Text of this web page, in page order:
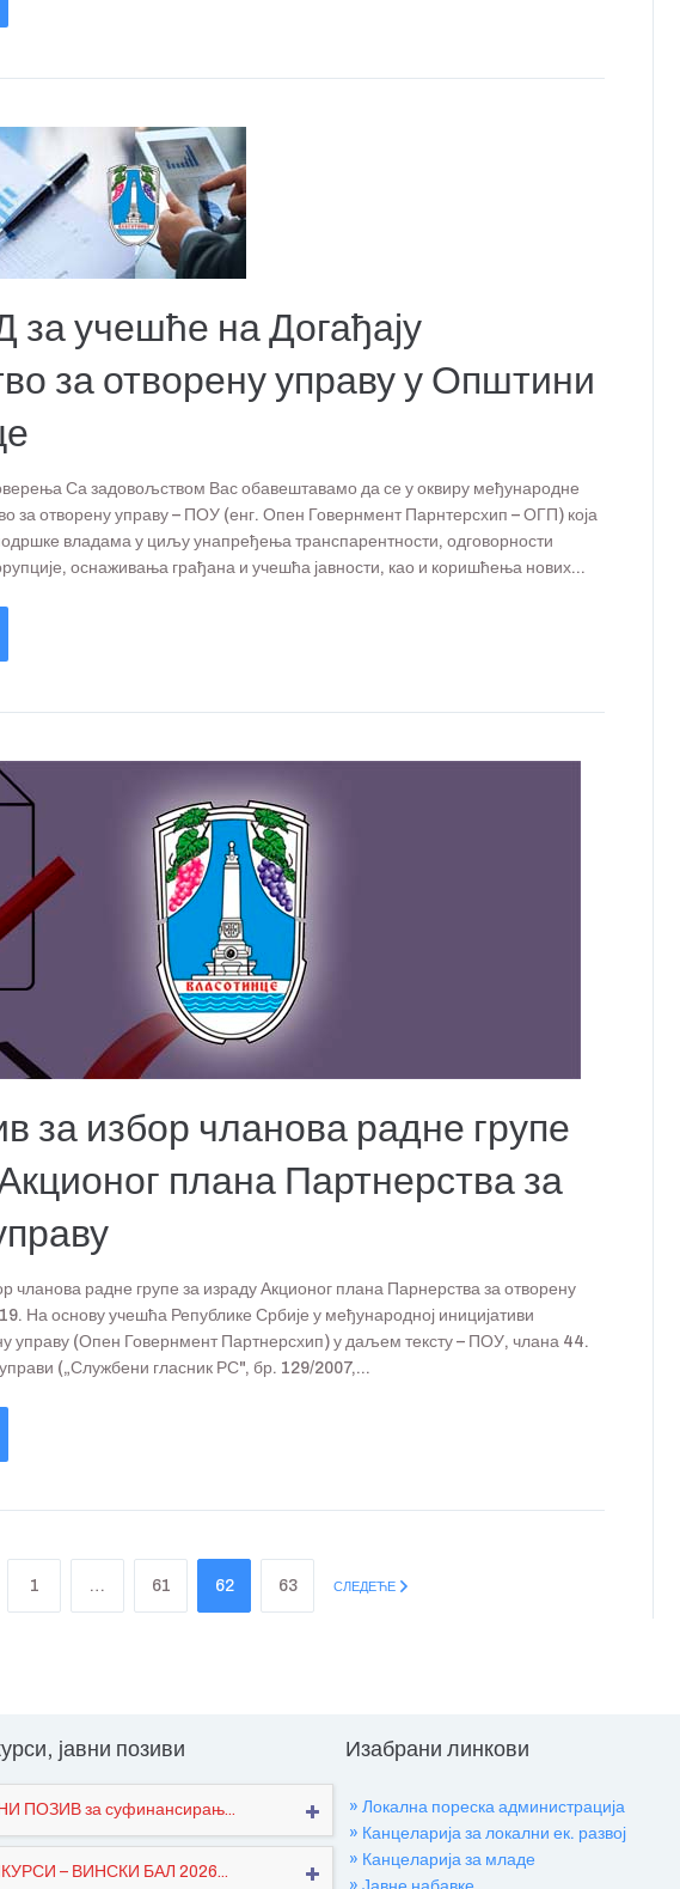
учешће на Догађају
за отворену управу у Општини
Са задовољством Вас обавештавамо да се у оквиру међународне
за отворену управу – ПОУ (енг. Опен Говернмент Парнтерсхип – ОГП) која
владама у циљу унапређења транспарентности, одговорности
оснаживања грађана и учешћа јавности, као и коришћења нових...
за избор чланова радне групе
плана Партнерства за
радне групе за израду Акционог плана Парнерства за отворену
На основу учешћа Републике Србије у међународној иницијативи
управу (Опен Говернмент Партнерсхип) у даљем тексту – ПОУ, члана 44.
(„Службени гласник РС", бр. 129/2007,...
1 … 61 62 63 СЛЕДЕЋЕ
јавни позиви
ПОЗИВ за суфинансирањ...
– ВИНСКИ БАЛ 2026...
Изабрани линкови
» Локална пореска администрација
» Канцеларија за локални ек. развој
» Канцеларија за младе